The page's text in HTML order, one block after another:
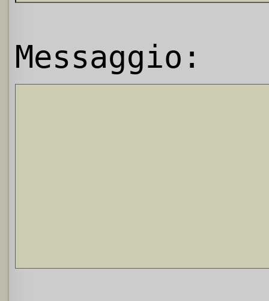
Messaggio: